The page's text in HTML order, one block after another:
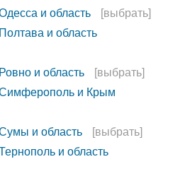
и область
[выбрать]
и область
и область
[выбрать]
и Крым
и область
[выбрать]
и область